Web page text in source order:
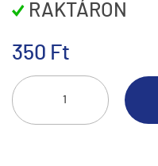
RAKTÁRON
350 Ft